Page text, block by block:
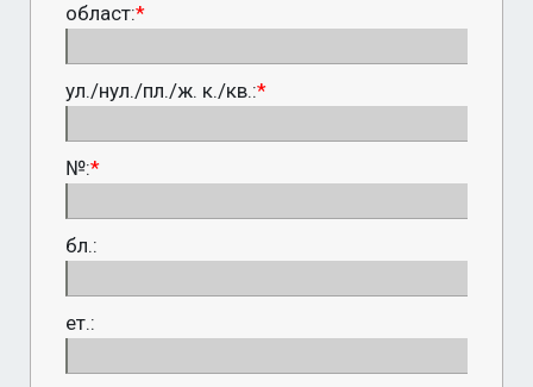
област:*
ул./нул./пл./ж. к./кв.:*
№:*
бл.:
ет.: